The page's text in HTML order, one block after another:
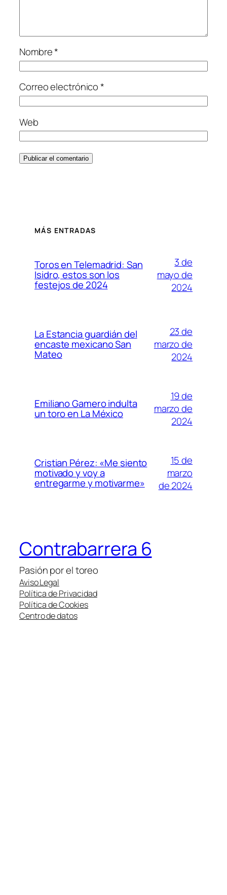
Nombre*
Correo electrónico*
Web
MÁS ENTRADAS
Toros en Telemadrid: San
Isidro, estos son los
festejos de 2024
3 de
mayo de
2024
La Estancia guardián del
encaste mexicano San
Mateo
23 de
marzo de
2024
Emiliano Gamero indulta
un toro en La México
19 de
marzo de
2024
Cristian Pérez: «Me siento
motivado y voy a
entregarme y motivarme»
15 de
marzo
de 2024
Contrabarrera 6
Pasión por el toreo
Aviso Legal
Política de Privacidad
Política de Cookies
Centro de datos